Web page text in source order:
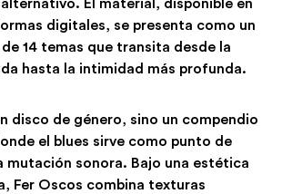
El material, disponible en
digitales, se presenta como un
14 temas que transita desde la
hasta la intimidad más profunda.
disco de género, sino un compendio
el blues sirve como punto de
mutación sonora. Bajo una estética
Fer Oscos combina texturas